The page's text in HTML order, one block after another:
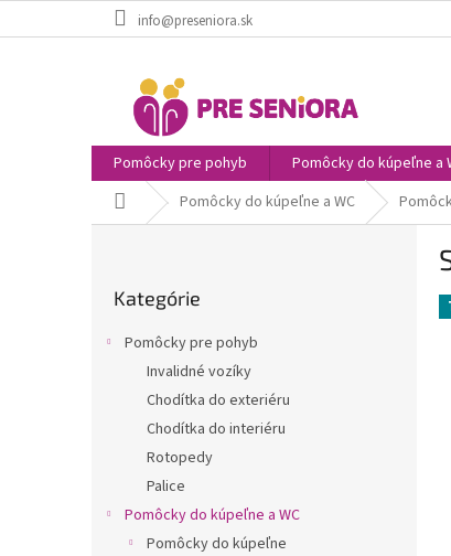
info@preseniora.sk
Pomôcky pre pohyb Pomôcky do kúpeľne a
DomovPomôcky do kúpeľne a WC
kategórie
Kategórie
Pomôcky pre pohyb
Invalidné vozíky
Chodítka do exteriéru
Chodítka do interiéru
Rotopedy
Palice
Pomôcky do kúpeľne a WC
Pomôcky do kúpeľne